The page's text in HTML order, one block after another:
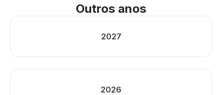
Outros anos
2027
2026